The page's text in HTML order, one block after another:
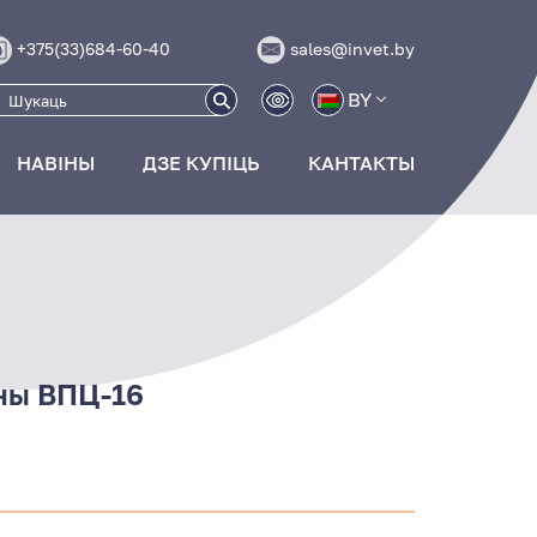
+375(33)684-60-40 sales@invet.by
BY
НАВІНЫ ДЗЕ КУПІЦЬ КАНТАКТЫ
ВПЦ-16